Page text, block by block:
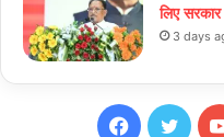
लिए सरकार
3 days
Facebook